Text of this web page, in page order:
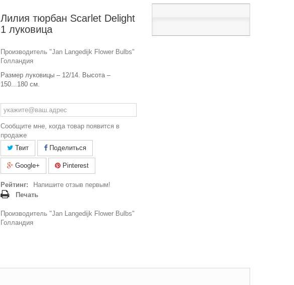
Лилия тюрбан Scarlet Delight
1 луковица
Производитель "Jan Langedijk Flower Bulbs"
Голландия
Размер луковицы – 12/14. Высота –
150...180 см.
Сообщите мне, когда товар появится в
продаже
Твит
Поделиться
Google+ Pinterest
Рейтинг:
Напишите отзыв первым!
Печать
Производитель "Jan Langedijk Flower Bulbs"
Голландия